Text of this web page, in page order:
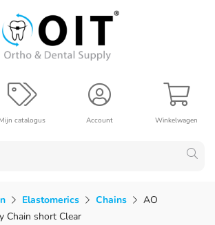
Winkelwagen
Account
Mijn catalogus
Elastomerics Chains
AO
Chain short Clear